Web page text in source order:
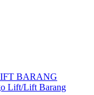
BARANG
Lift/Lift Barang